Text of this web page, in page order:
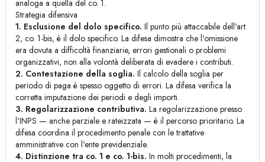
analoga a quella del co. 1.
Strategia difensiva
1. Esclusione del dolo specifico. Il punto più attaccabile dell'art.
2, co. 1-bis, è il dolo specifico. La difesa dimostra che l'omissione
era dovuta a difficoltà finanziarie, errori gestionali o problemi
organizzativi, non alla volontà deliberata di evadere i contributi.
2. Contestazione della soglia. Il calcolo della soglia per
periodo di paga è spesso oggetto di errori. La difesa verifica la
corretta imputazione dei periodi e degli importi.
3. Regolarizzazione contributiva. La regolarizzazione presso
l'INPS — anche parziale e rateizzata — è il percorso prioritario. La
difesa coordina il procedimento penale con le trattative
amministrative con l'ente previdenziale.
4. Distinzione tra co. 1 e co. 1-bis. In molti procedimenti, la